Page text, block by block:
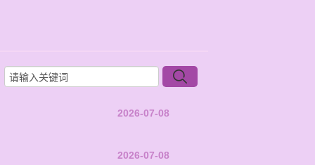
2026-07-08
2026-07-08